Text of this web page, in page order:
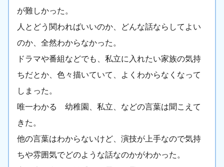
が難しかった。
人とどう関わればいいのか、どんな話ならしてよい
のか、全然わからなかった。
ドラマや番組などでも、私立に入れたい家族の気持
ちだとか、色々描いていて、よくわからなくなって
しまった。
唯一わかる 幼稚園、私立、などの言葉は聞こえて
きた。
他の言葉はわからないけど、演技が上手なので気持
ちや雰囲気でどのような話なのかがわかった。